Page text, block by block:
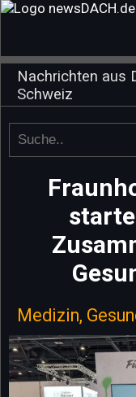
Nachrichten aus
Schweiz
Medizin,